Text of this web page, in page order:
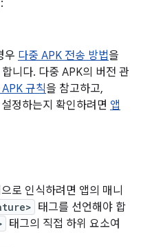
우 다중 APK 전송 방법을
니다. 다중 APK의 버전 관
규칙을 참고하고,
정하는지 확인하려면 앱
로 인식하려면 앱의 매니
태그를 선언해야 합
태그의 직접 하위 요소여